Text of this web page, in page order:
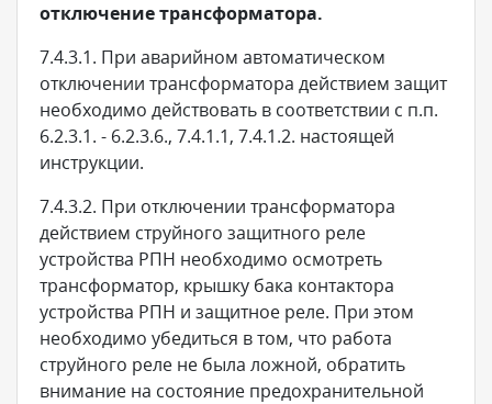
отключение трансформатора.
7.4.3.1. При аварийном автоматическом
отключении трансформатора действием защит
необходимо действовать в соответствии с п.п.
6.2.3.1. - 6.2.3.6., 7.4.1.1, 7.4.1.2. настоящей
инструкции.
7.4.3.2. При отключении трансформатора
действием струйного защитного реле
устройства РПН необходимо осмотреть
трансформатор, крышку бака контактора
устройства РПН и защитное реле. При этом
необходимо убедиться в том, что работа
струйного реле не была ложной, обратить
внимание на состояние предохранительной